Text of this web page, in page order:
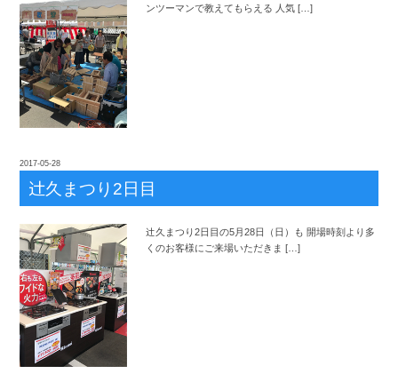
ンツーマンで教えてもらえる 人気 […]
2017-05-28
辻久まつり2日目
辻久まつり2日目の5月28日（日）も 開場時刻より多
くのお客様にご来場いただきま […]